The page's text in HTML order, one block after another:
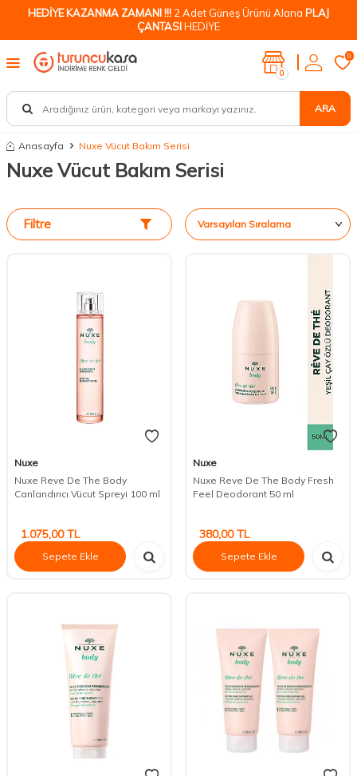
HEDİYE KAZANMA ZAMANI !!! 2 Adet Güneş Ürünü Alana PLAJ
ÇANTASIHEDİYE
ARA
0
0
Anasayfa Nuxe Vücut Bakım Serisi
Nuxe Vücut Bakım Serisi
Filtre
Nuxe
Nuxe Reve De The Body
Canlandırıcı Vücut Spreyi 100 ml
1.075,00TL
Sepete Ekle
Nuxe
Nuxe Reve De The Body Fresh
Feel Deodorant 50 ml
380,00TL
Sepete Ekle